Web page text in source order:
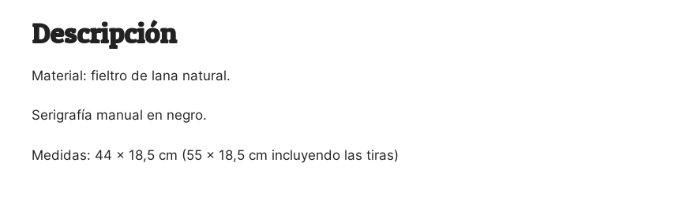
Descripción
Material: fieltro de lana natural.
Serigrafía manual en negro.
Medidas: 44 x 18,5 cm (55 x 18,5 cm incluyendo las tiras)